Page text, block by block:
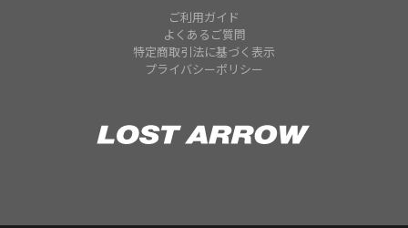
ご利用ガイド
よくあるご質問
特定商取引法に基づく表示
プライバシーポリシー